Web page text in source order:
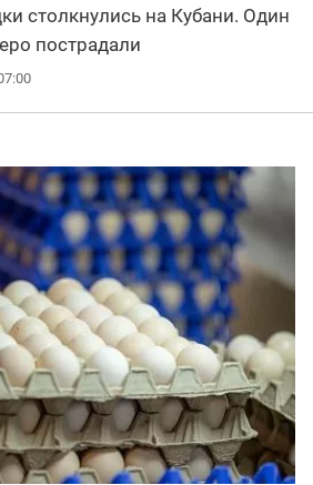
столкнулись на Кубани. Один
пострадали